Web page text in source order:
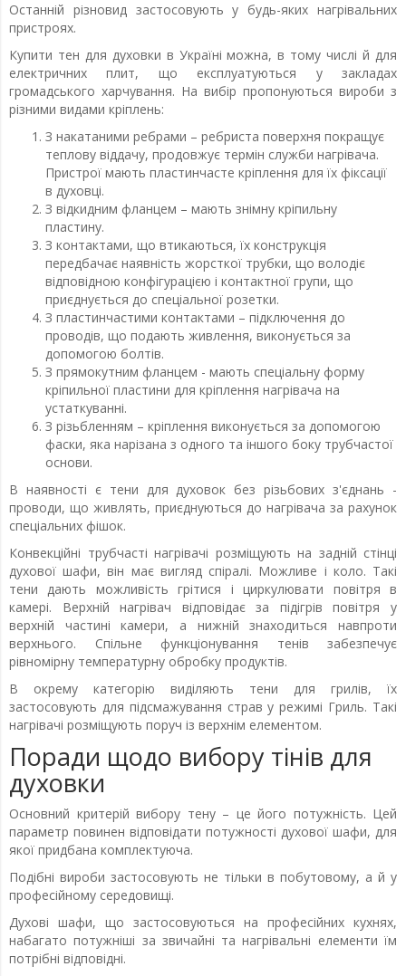
Останній різновид застосовують у будь-яких нагрівальних
пристроях.
Купити тен для духовки в Україні можна, в тому числі й для
електричних плит, що експлуатуються у закладах
громадського харчування. На вибір пропонуються вироби з
різними видами кріплень:
З накатаними ребрами – ребриста поверхня покращує
теплову віддачу, продовжує термін служби нагрівача.
Пристрої мають пластинчасте кріплення для їх фіксації
в духовці.
З відкидним фланцем – мають знімну кріпильну
пластину.
З контактами, що втикаються, їх конструкція
передбачає наявність жорсткої трубки, що володіє
відповідною конфігурацією і контактної групи, що
приєднується до спеціальної розетки.
З пластинчастими контактами – підключення до
проводів, що подають живлення, виконується за
допомогою болтів.
З прямокутним фланцем - мають спеціальну форму
кріпильної пластини для кріплення нагрівача на
устаткуванні.
З різьбленням – кріплення виконується за допомогою
фаски, яка нарізана з одного та іншого боку трубчастої
основи.
В наявності є тени для духовок без різьбових з'єднань -
проводи, що живлять, приєднуються до нагрівача за рахунок
спеціальних фішок.
Конвекційні трубчасті нагрівачі розміщують на задній стінці
духової шафи, він має вигляд спіралі. Можливе і коло. Такі
тени дають можливість грітися і циркулювати повітря в
камері. Верхній нагрівач відповідає за підігрів повітря у
верхній частині камери, а нижній знаходиться навпроти
верхнього. Спільне функціонування тенів забезпечує
рівномірну температурну обробку продуктів.
В окрему категорію виділяють тени для грилів, їх
застосовують для підсмажування страв у режимі Гриль. Такі
нагрівачі розміщують поруч із верхнім елементом.
Поради щодо вибору тінів для
духовки
Основний критерій вибору тену – це його потужність. Цей
параметр повинен відповідати потужності духової шафи, для
якої придбана комплектуюча.
Подібні вироби застосовують не тільки в побутовому, а й у
професійному середовищі.
Духові шафи, що застосовуються на професійних кухнях,
набагато потужніші за звичайні та нагрівальні елементи їм
потрібні відповідні.